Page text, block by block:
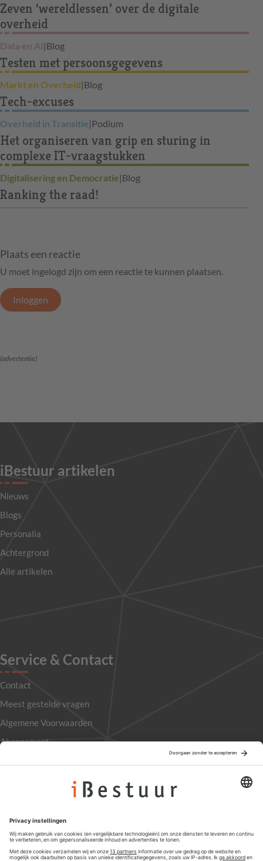
Zeven ‘wereldlessen’ over de digitale
overheid
Data en AI |Blog
Testen met persoonsgegevens
Markt en Overheid|Blog
Tech-excuses
Overheid in Transitie|Podium
Het organiseren van grip en sturing in
complexe IT-vraagstukken
Digitalisering en Democratie|Blog
Ranking the raad!
Plaats een reactie
U moet ingelogd zijn om een reactie te kunnen plaatsen.
Inloggen
(advertentie)
iBestuur artikelen
Nieuws
Blogs
Personalia
Achtergrond
Alle artikelen
Service & Contact
Contact
Meest gestelde vragen
Algemene Voorwaarden
Abonnement
Privacyinstellingen